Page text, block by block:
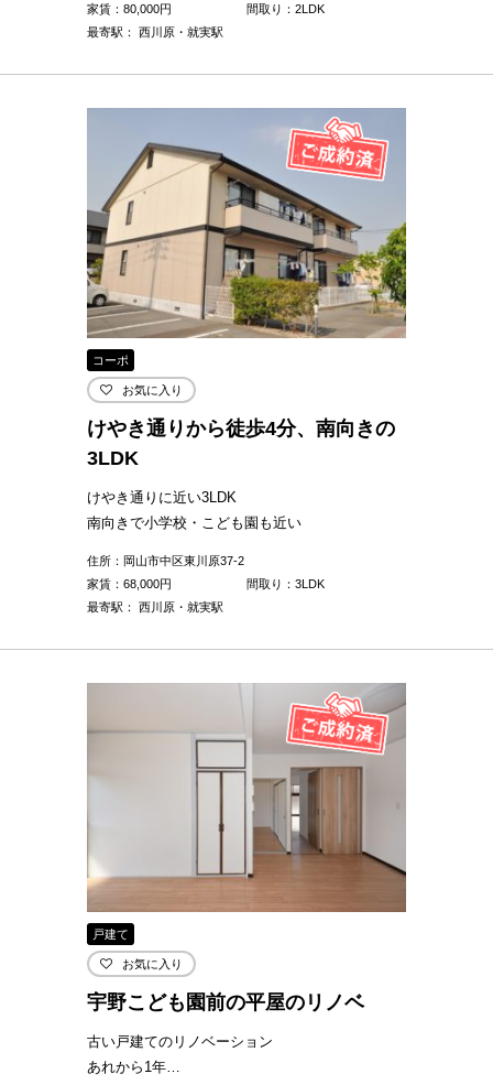
家賃： 80,000円
間取り：2LDK
最寄駅： 西川原・就実駅
コーポ
お気に入り
けやき通りから徒歩4分、南向きの
3LDK
けやき通りに近い3LDK
南向きで小学校・こども園も近い
住所：岡山市中区東川原37-2
家賃： 68,000円
間取り：3LDK
最寄駅： 西川原・就実駅
戸建て
お気に入り
宇野こども園前の平屋のリノベ
古い戸建てのリノベーション
あれから1年…